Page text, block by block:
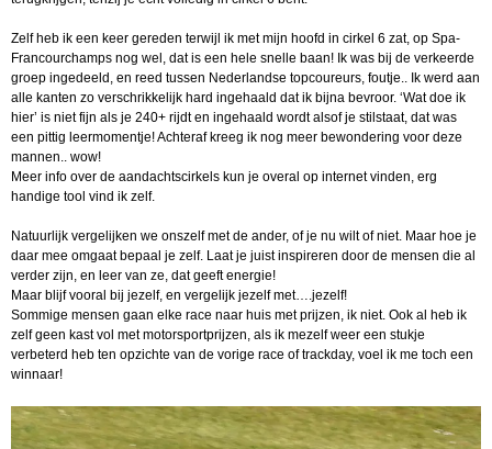
Zelf heb ik een keer gereden terwijl ik met mijn hoofd in cirkel 6 zat, op Spa-
Francourchamps nog wel, dat is een hele snelle baan! Ik was bij de verkeerde
groep ingedeeld, en reed tussen Nederlandse topcoureurs, foutje.. Ik werd aan
alle kanten zo verschrikkelijk hard ingehaald dat ik bijna bevroor. ‘Wat doe ik
hier’ is niet fijn als je 240+ rijdt en ingehaald wordt alsof je stilstaat, dat was
een pittig leermomentje! Achteraf kreeg ik nog meer bewondering voor deze
mannen.. wow!
Meer info over de aandachtscirkels kun je overal op internet vinden, erg
handige tool vind ik zelf.
Natuurlijk vergelijken we onszelf met de ander, of je nu wilt of niet. Maar hoe je
daar mee omgaat bepaal je zelf. Laat je juist inspireren door de mensen die al
verder zijn, en leer van ze, dat geeft energie!
Maar blijf vooral bij jezelf, en vergelijk jezelf met….jezelf!
Sommige mensen gaan elke race naar huis met prijzen, ik niet. Ook al heb ik
zelf geen kast vol met motorsportprijzen, als ik mezelf weer een stukje
verbeterd heb ten opzichte van de vorige race of trackday, voel ik me toch een
winnaar!